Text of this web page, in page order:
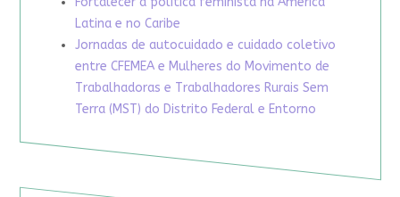
Latina e no Caribe
Jornadas de autocuidado e cuidado coletivo
entre CFEMEA e Mulheres do Movimento de
Trabalhadoras e Trabalhadores Rurais Sem
Terra (MST) do Distrito Federal e Entorno